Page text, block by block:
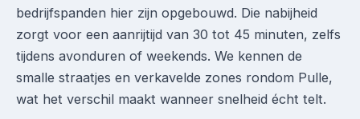
bedrijfspanden hier zijn opgebouwd. Die nabijheid
zorgt voor een aanrijtijd van 30 tot 45 minuten, zelfs
tijdens avonduren of weekends. We kennen de
smalle straatjes en verkavelde zones rondom Pulle,
wat het verschil maakt wanneer snelheid écht telt.